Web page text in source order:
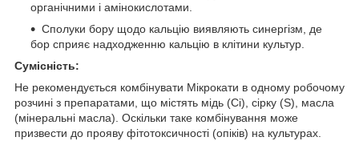
органічними і амінокислотами.
Сполуки бору щодо кальцію виявляють синергізм, де
бор сприяє надходженню кальцію в клітини культур.
Сумісність:
Не рекомендується комбінувати Мікрокати в одному робочому
розчині з препаратами, що містять мідь (Сі), сірку (S), масла
(мінеральні масла). Оскільки таке комбінування може
призвести до прояву фітотоксичності (опіків) на культурах.